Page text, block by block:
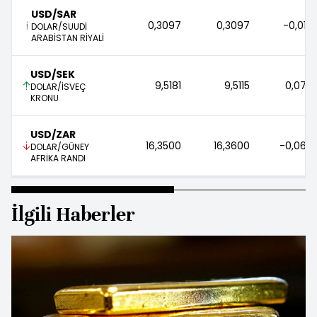
USD/SAR
DOLAR/SUUDİ
ARABİSTAN RİYALİ
0,3097 0,3097 -0,01
USD/SEK
DOLAR/İSVEÇ
KRONU
9,5181 9,5115 0,07
USD/ZAR
DOLAR/GÜNEY
AFRİKA RANDI
16,3500 16,3600 -0,06
İlgili Haberler